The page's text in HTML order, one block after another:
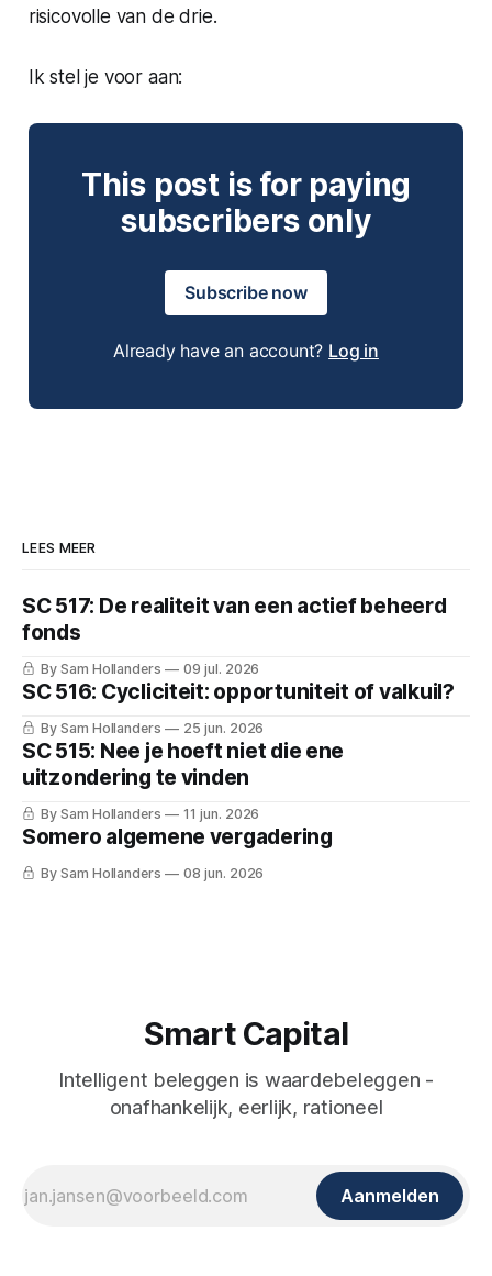
risicovolle van de drie.
Ik stel je voor aan:
This post is for paying
subscribers only
Subscribe now
Already have an account? Log in
LEES MEER
SC 517: De realiteit van een actief beheerd
fonds
By Sam Hollanders 09 jul. 2026
SC 516: Cycliciteit: opportuniteit of valkuil?
By Sam Hollanders 25 jun. 2026
SC 515: Nee je hoeft niet die ene
uitzondering te vinden
By Sam Hollanders 11 jun. 2026
Somero algemene vergadering
By Sam Hollanders 08 jun. 2026
Smart Capital
Intelligent beleggen is waardebeleggen -
onafhankelijk, eerlijk, rationeel
Aanmelden